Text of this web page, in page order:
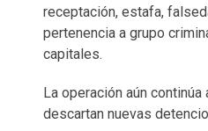
receptación, estafa,
pertenencia a grupo
capitales.
La operación aún
descartan nuevas